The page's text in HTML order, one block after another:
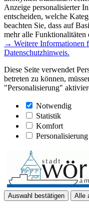
Anzeige personalisierter
entscheiden, welche
beachten Sie, dass auf
mehr alle Funktionalitäten
→ Weitere Informationen
Datenschutzhinweis.
Diese Seite verwendet
betreten zu können,
"Personalisierung"
Notwendig
Statistik
Komfort
Personalisierung
Auswahl bestätigen Alle